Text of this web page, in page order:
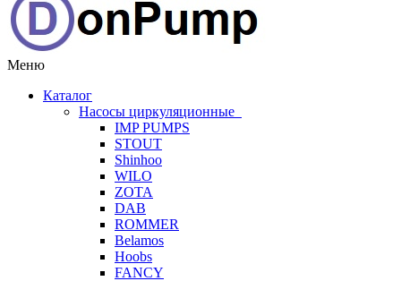
Меню
Каталог
Насосы циркуляционные
IMP PUMPS
STOUT
Shinhoo
WILO
ZOTA
DAB
ROMMER
Belamos
Hoobs
FANCY